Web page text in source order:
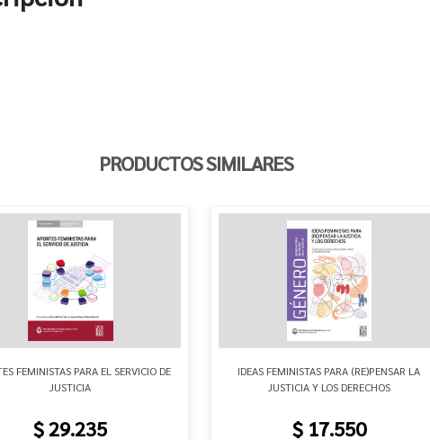
PRODUCTOS SIMILARES
FEMINISTAS PARA EL SERVICIO DE
JUSTICIA
$ 29.235
IDEAS FEMINISTAS PARA (RE)PENSAR LA
JUSTICIA Y LOS DERECHOS
$ 17.550